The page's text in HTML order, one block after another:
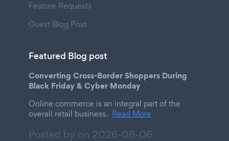
Feature Requests
Guest Blog Post
Featured Blog post
Converting Cross-Border Shoppers During
Black Friday & Cyber Monday
Online commerce is an integral part of the
overall retail business. Read More
Posted by on 2026-08-06